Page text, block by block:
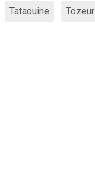
Tataouine Tozeur